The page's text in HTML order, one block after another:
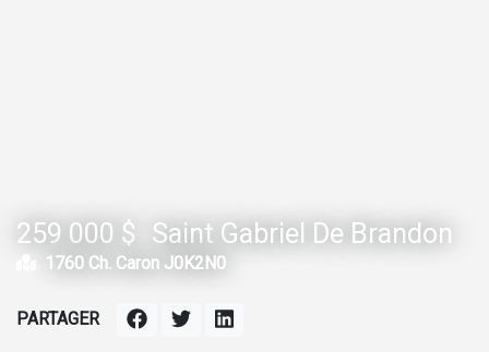
259 000 $ Saint Gabriel De Brandon
1760 Ch. Caron J0K2N0
PARTAGER